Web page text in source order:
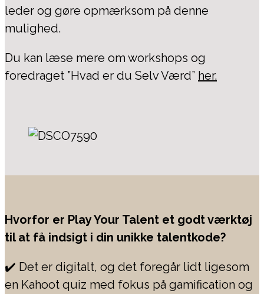
leder og gøre opmærksom på denne
mulighed.
Du kan læse mere om workshops og
foredraget ”Hvad er du Selv Værd” her.
Hvorfor er Play Your Talent et godt værktøj
til at få indsigt i din unikke talentkode?
✔️ Det er digitalt, og det foregår lidt ligesom
en Kahoot quiz med fokus på gamification og